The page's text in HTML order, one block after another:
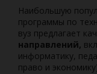
Наибольшую
программы по
вуз предлагает
направлений,
информатику,
право и